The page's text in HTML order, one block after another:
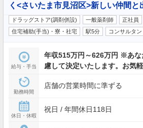
く<さいたま市見沼区>新しい仲間と
ドラッグストア(調剤併設) 一般薬剤師 正社員
住宅補助(手当)・寮・社宅
駅5分 コンサルタ
給与・手当
年収515万円～626万円 ※あな
慮して決定いたします。お気
勤務時間
店舗の営業時間に準ずる
休日・休暇
祝日 / 年間休日118日